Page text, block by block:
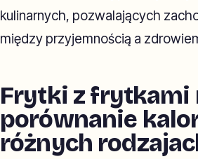
kulinarnych, pozwalających
między przyjemnością a
Frytki z frytkami
porównanie
różnych